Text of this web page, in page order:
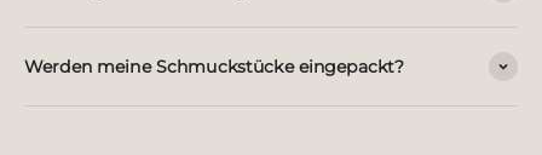
Werden meine Schmuckstücke eingepackt?